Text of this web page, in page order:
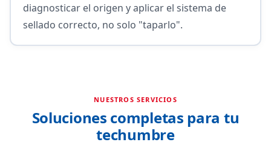
diagnosticar el origen y aplicar el sistema de
sellado correcto, no solo "taparlo".
NUESTROS SERVICIOS
Soluciones completas para tu
techumbre